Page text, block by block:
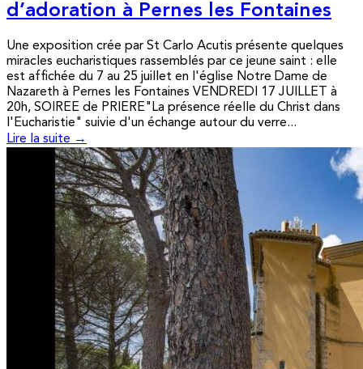
d’adoration à Pernes les Fontaines
Une exposition crée par St Carlo Acutis présente quelques
miracles eucharistiques rassemblés par ce jeune saint : elle
est affichée du 7 au 25 juillet en l'église Notre Dame de
Nazareth à Pernes les Fontaines VENDREDI 17 JUILLET à
20h, SOIREE de PRIERE"La présence réelle du Christ dans
l'Eucharistie" suivie d'un échange autour du verre...
Lire la suite →